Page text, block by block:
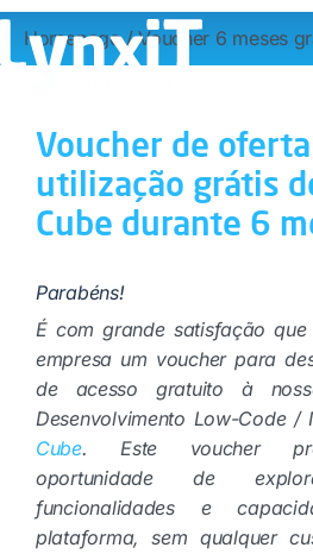
Homepage/Voucher 6 meses
Voucher de
utilização grátis
Cube durante 6
Parabéns!
É com grande satisfação
empresa um voucher para
de acesso gratuito à
Desenvolvimento Low-Code /
Cube.Este voucher
oportunidade de
funcionalidades e
plataforma, sem qualquer